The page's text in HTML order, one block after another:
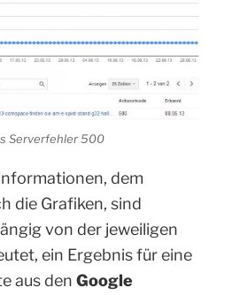
Serverfehler 500
dem
die Grafiken, sind
von der jeweiligen
ein Ergebnis für eine
aus den Google